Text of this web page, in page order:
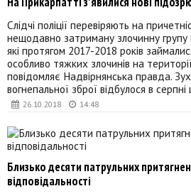
26.10.2018 14:48
Слідчі поліції перевіряють на
нещодавно затриману злочинну групу
які протягом 2017-2018 років
особливо тяжких злочинів на
повідомляє Надвірнянська правда.
вогнепальної зброї відбулося в серпні
Близько десяти патрульних
відповідальності